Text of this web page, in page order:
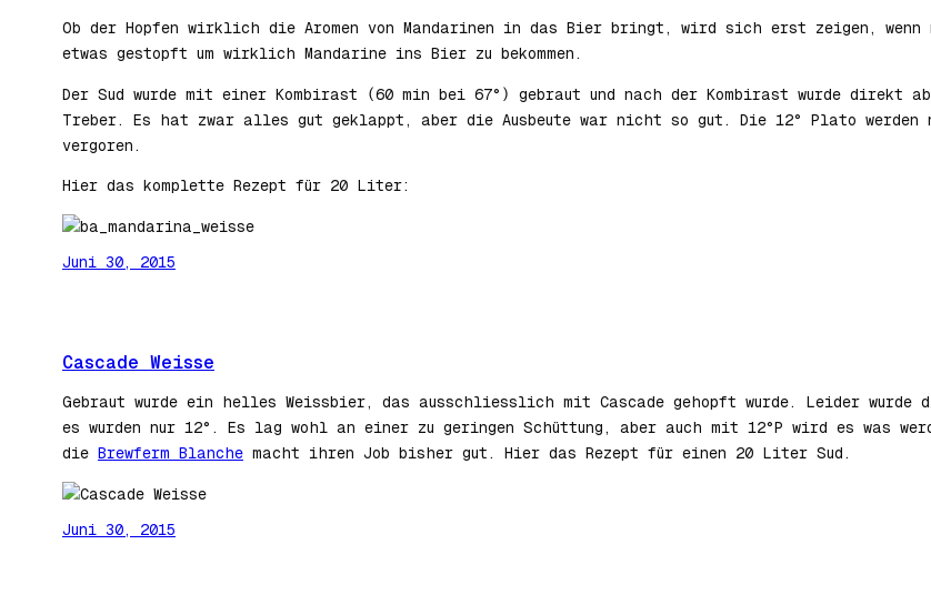
Ob der Hopfen wirklich die Aromen von Mandarinen in das Bier bringt, wird sich erst zeigen, wenn
etwas gestopft um wirklich Mandarine ins Bier zu bekommen.
Der Sud wurde mit einer Kombirast (60 min bei 67°) gebraut und nach der Kombirast wurde direkt
Treber. Es hat zwar alles gut geklappt, aber die Ausbeute war nicht so gut. Die 12° Plato werden
vergoren.
Hier das komplette Rezept für 20 Liter:
Juni 30, 2015
Cascade Weisse
Gebraut wurde ein helles Weissbier, das ausschliesslich mit Cascade gehopft wurde. Leider wurde
es wurden nur 12°. Es lag wohl an einer zu geringen Schüttung, aber auch mit 12°P wird es was
die Brewferm Blanche macht ihren Job bisher gut. Hier das Rezept für einen 20 Liter Sud.
Juni 30, 2015